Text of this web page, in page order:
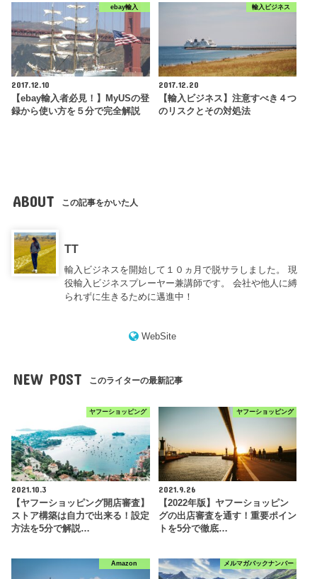
ebay輸入
2017.12.10
【ebay輸入者必見！】MyUSの登
録から使い方を５分で完全解説
輸入ビジネス
2017.12.20
【輸入ビジネス】注意すべき４つ
のリスクとその対処法
ABOUT この記事をかいた人
TT
輸入ビジネスを開始して１０ヵ月で脱サラしました。 現
役輸入ビジネスプレーヤー兼講師です。 会社や他人に縛
られずに生きるために邁進中！
WebSite
NEW POST このライターの最新記事
ヤフーショッピング
2021.10.3
【ヤフーショッピング開店審査】
ストア構築は自力で出来る！設定
方法を5分で解説…
ヤフーショッピング
2021.9.26
【2022年版】ヤフーショッピン
グの出店審査を通す！重要ポイン
トを5分で徹底…
Amazon メルマガバックナンバー